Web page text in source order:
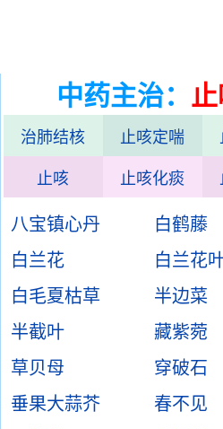
中药主治：
治肺结核 止咳定喘
止咳 止咳化痰
八宝镇心丹
白鹤藤
白兰花
白兰花
白毛夏枯草
半边菜
半截叶
藏紫菀
草贝母
穿破石
垂果大蒜芥
春不见